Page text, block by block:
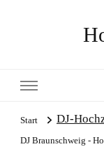
Start DJ-
DJ Braunschweig -